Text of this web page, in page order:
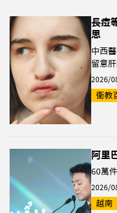
長痘
思
中西
留意肝
2026/
衛教
阿里
60萬
2026/
越南